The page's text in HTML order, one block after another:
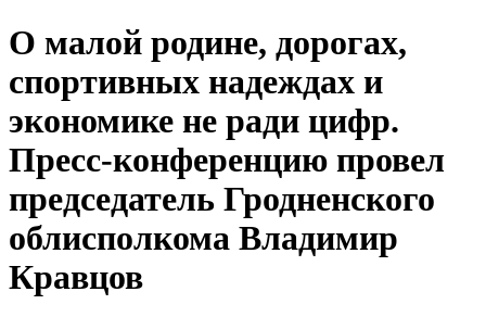
О малой родине, дорогах,
спортивных надеждах и
экономике не ради цифр.
Пресс-конференцию провел
председатель Гродненского
облисполкома Владимир
Кравцов